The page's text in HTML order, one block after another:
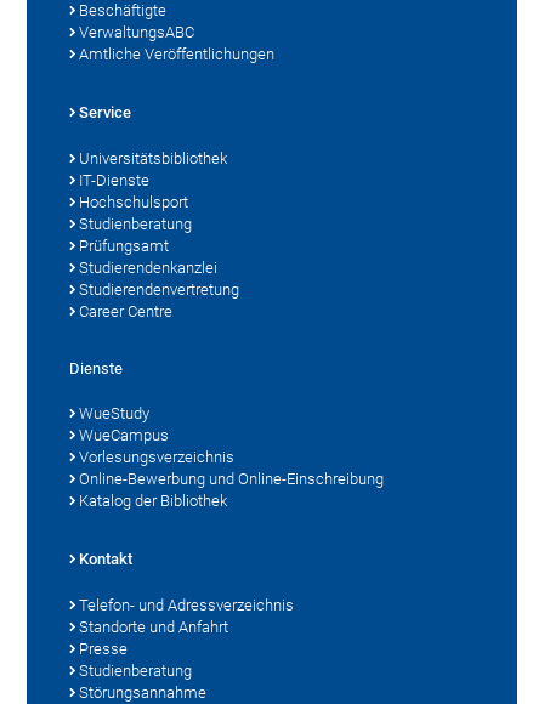
Beschäftigte
VerwaltungsABC
Amtliche Veröffentlichungen
Service
Universitätsbibliothek
IT-Dienste
Hochschulsport
Studienberatung
Prüfungsamt
Studierendenkanzlei
Studierendenvertretung
Career Centre
Dienste
WueStudy
WueCampus
Vorlesungsverzeichnis
Online-Bewerbung und Online-Einschreibung
Katalog der Bibliothek
Kontakt
Telefon- und Adressverzeichnis
Standorte und Anfahrt
Presse
Studienberatung
Störungsannahme